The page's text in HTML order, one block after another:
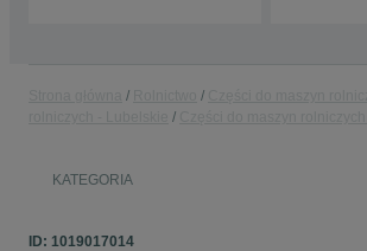
KATEGORIA
ID: 1019017014